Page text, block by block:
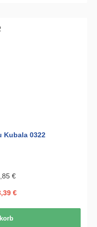
Kubala 0322
€
€